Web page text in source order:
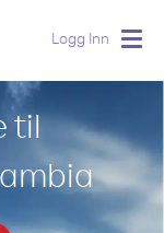
Logg Inn
til